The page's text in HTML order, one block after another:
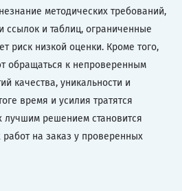
методических требований,
ссылок и таблиц, ограниченные
риск низкой оценки. Кроме того,
обращаться к непроверенным
качества, уникальности и
время и усилия тратятся
лучшим решением становится
работ на заказ у проверенных